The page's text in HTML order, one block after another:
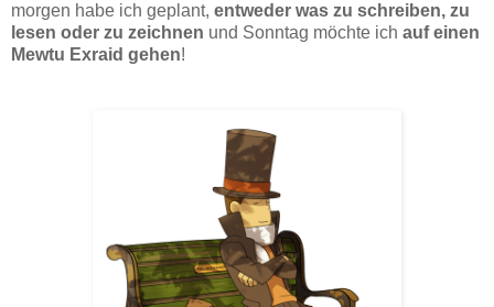
morgen habe ich geplant, entweder was zu schreiben, zu
lesen oder zu zeichnen und Sonntag möchte ich auf einen
Mewtu Exraid gehen!